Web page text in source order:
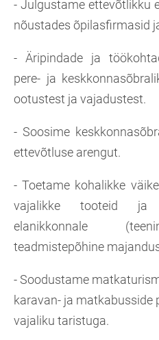
- Julgustame ettevõtlikku
nõustades õpilasfirmasid
- Äripindade ja
pere- ja
ootustest ja vajadustest.
- Soosime
ettevõtluse arengut.
- Toetame kohalikke
vajalikke tooteid ja
elanikkonnale
teadmistepõhine
- Soodustame
karavan- ja matkabusside
vajaliku taristuga.